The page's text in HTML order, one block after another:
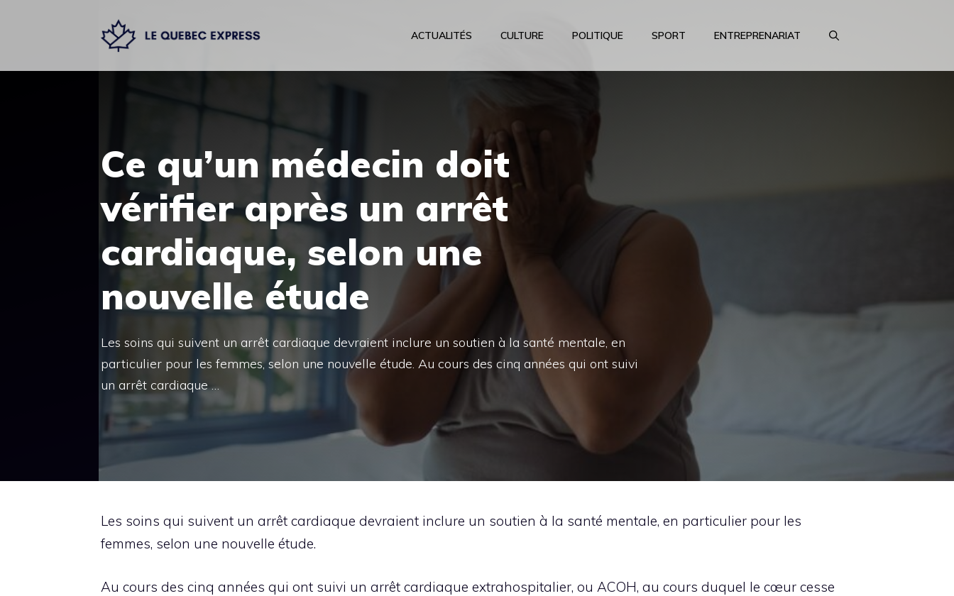
ACTUALITÉS CULTURE POLITIQUE SPORT ENTREPRENARIAT
Ce qu’un médecin doit
vérifier après un arrêt
cardiaque, selon une
nouvelle étude
Les soins qui suivent un arrêt cardiaque devraient inclure un soutien à la santé mentale, en
particulier pour les femmes, selon une nouvelle étude. Au cours des cinq années qui ont suivi
un arrêt cardiaque …
Les soins qui suivent un arrêt cardiaque devraient inclure un soutien à la santé mentale, en particulier pour les
femmes, selon une nouvelle étude.
Au cours des cinq années qui ont suivi un arrêt cardiaque extrahospitalier, ou ACOH, au cours duquel le cœur cesse